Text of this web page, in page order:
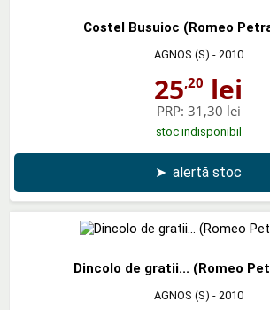
Costel Busuioc (Romeo
AGNOS (S) - 2010
25,20 lei
PRP: 31,30 lei
stoc indisponibil
➤ alertă stoc
Dincolo de gratii... (Romeo
AGNOS (S) - 2010